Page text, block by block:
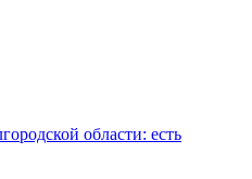
области: есть